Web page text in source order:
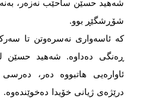
شەهید حسێن ساحێب نەزەر،
شۆڕشگێڕ بوو.
کە ئاسەواری نەسرەوتن تا
ڕەنگی دەداوە. شەهید حسێن
ئاوارەیی هاتبووە دەر،
درێژەی ژیانی خۆیدا